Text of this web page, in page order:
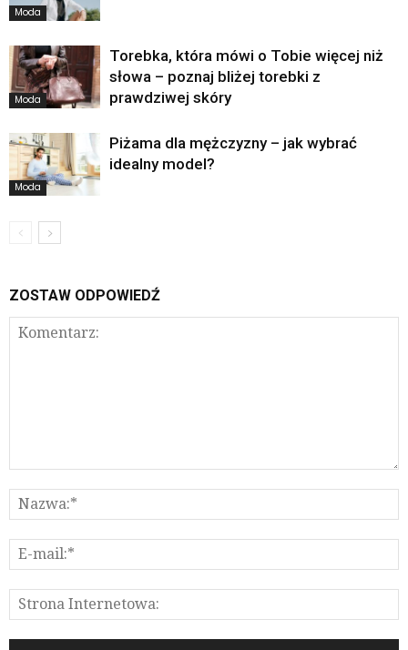
Moda
Moda
Torebka, która mówi o Tobie więcej niż
słowa – poznaj bliżej torebki z
prawdziwej skóry
Moda
Piżama dla mężczyzny – jak wybrać
idealny model?
ZOSTAW ODPOWIEDŹ